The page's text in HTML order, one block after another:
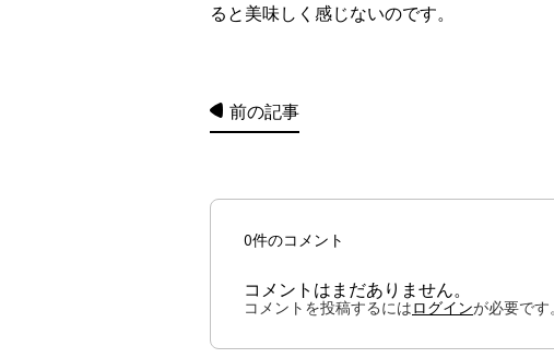
ると美味しく感じないのです。
前の記事
0件のコメント
コメントはまだありません。
コメントを投稿するにはログインが必要です。